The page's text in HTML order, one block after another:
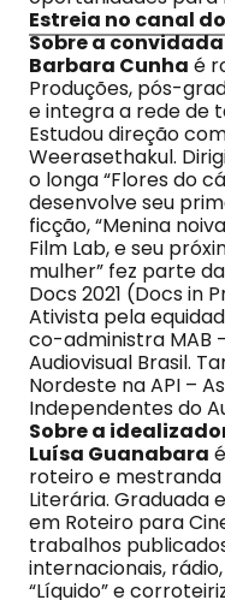
Estreia no canal
Sobre a convidada
Barbara Cunha é
Produções, pós-
e integra a rede de
Estudou direção
Weerasethakul.
o longa “Flores do
desenvolve seu
ficção, “Menina
Film Lab, e seu
mulher” fez parte
Docs 2021 (Docs in
Ativista pela
co-administra MAB
Audiovisual Brasil.
Nordeste na API –
Independentes do
Sobre a
Luísa Guanabara
roteiro e
Literária. Graduada
em Roteiro para
trabalhos
internacionais,
“Líquido” e